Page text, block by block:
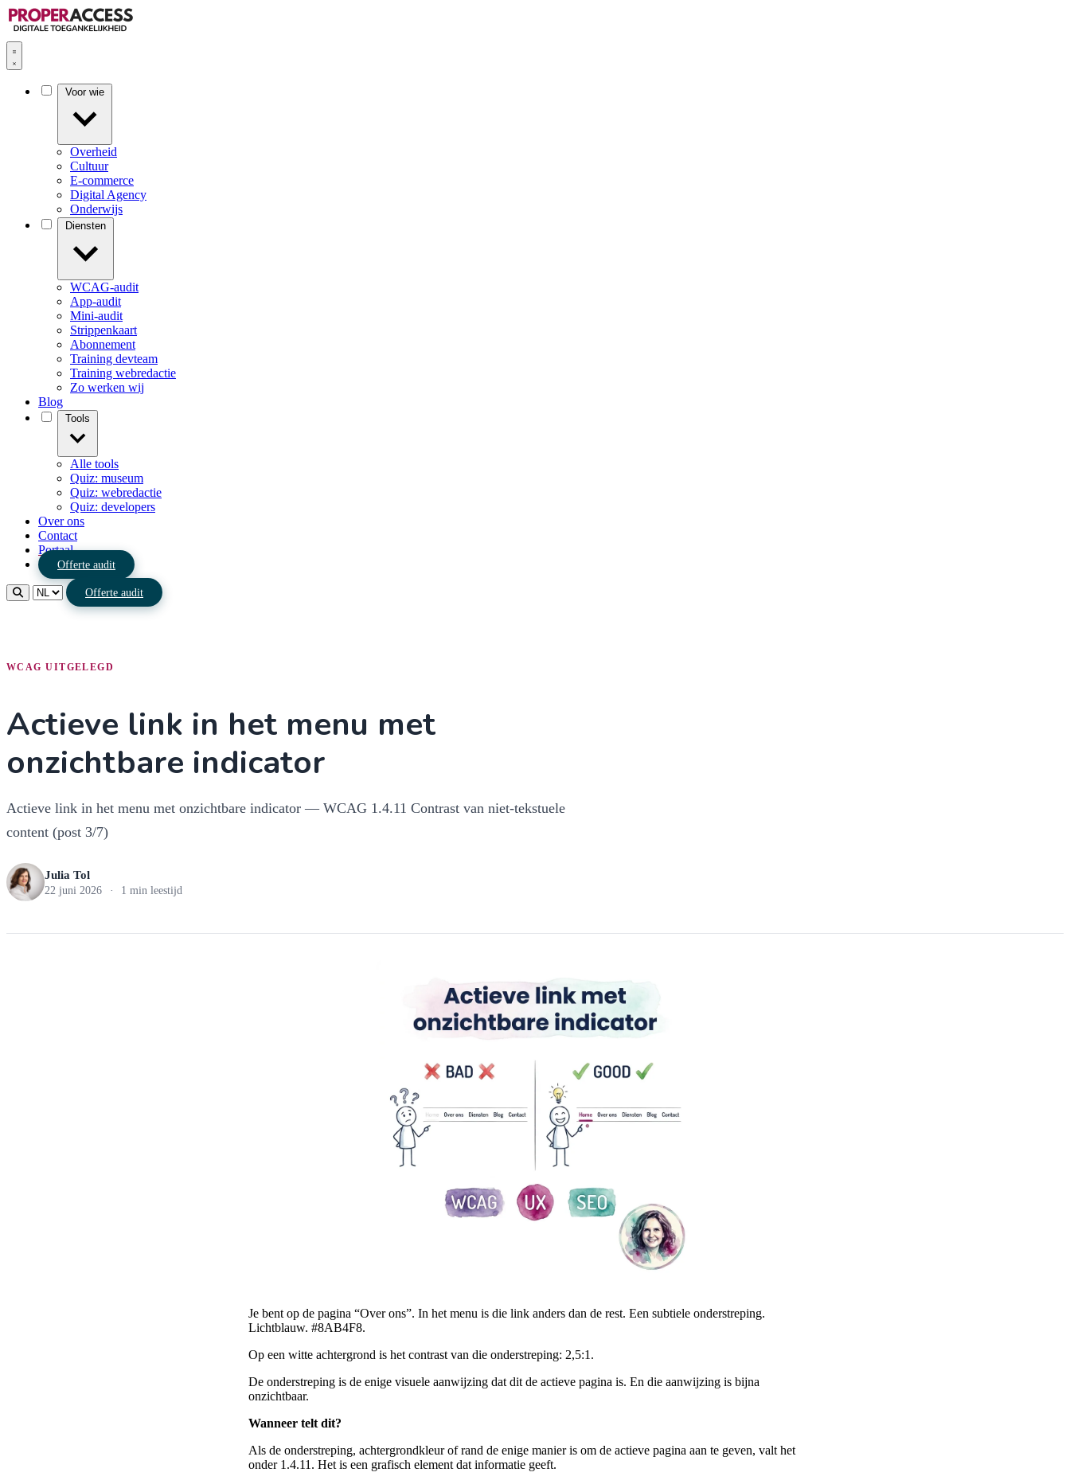
Overheid
Cultuur
E-commerce
Digital Agency
Onderwijs
WCAG-audit
App-audit
Mini-audit
Strippenkaart
Abonnement
Training devteam
Training webredactie
Zo werken wij
Blog
Alle tools
Quiz: museum
Quiz: webredactie
Quiz: developers
Over ons
Contact
Portaal
Offerte audit
Offerte audit
WCAG UITGELEGD
Actieve link in het menu met
onzichtbare indicator
Actieve link in het menu met onzichtbare indicator — WCAG 1.4.11 Contrast van niet-tekstuele
content (post 3/7)
Julia Tol
22 juni 2026 · 1 min leestijd
Je bent op de pagina “Over ons”. In het menu is die link anders dan de rest. Een subtiele onderstreping.
Lichtblauw. #8AB4F8.
Op een witte achtergrond is het contrast van die onderstreping: 2,5:1.
De onderstreping is de enige visuele aanwijzing dat dit de actieve pagina is. En die aanwijzing is bijna
onzichtbaar.
Wanneer telt dit?
Als de onderstreping, achtergrondkleur of rand de enige manier is om de actieve pagina aan te geven, valt het
onder 1.4.11. Het is een grafisch element dat informatie geeft.